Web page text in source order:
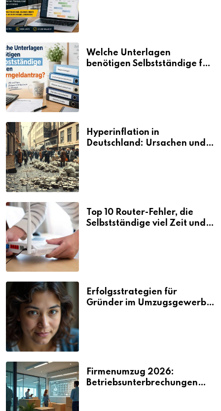
Welche Unterlagen
benötigen Selbstständige für
Hyperinflation in
Deutschland: Ursachen und
Top 10 Router-Fehler, die
Selbstständige viel Zeit und
Erfolgsstrategien für
Gründer im Umzugsgewerbe
Firmenumzug 2026:
Betriebsunterbrechungen